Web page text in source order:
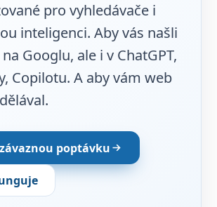
pro vyhledávače i
inteligenci. Aby vás našli
Googlu, ale i v ChatGPT,
Copilotu. A aby vám web
poptávku